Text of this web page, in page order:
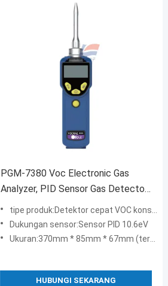
PGM-7380 Voc Electronic Gas
Analyzer, PID Sensor Gas Detector
Konsentrasi Rendah
tipe produk:Detektor cepat VOC konsentrasi rendah
Dukungan sensor:Sensor PID 10.6eV
Ukuran:370mm * 85mm * 67mm (termasuk tabung sampel)
HUBUNGI SEKARANG